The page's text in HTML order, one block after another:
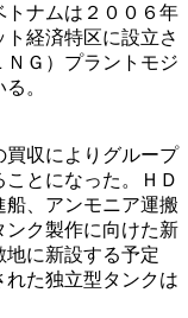
トナムは２００６年
経済特区に設立さ
Ｇ）プラントモジ
。
買収によりグループ
とになった。ＨＤ
、アンモニア運搬
ンク製作に向けた新
地に新設する予定
た独立型タンクは